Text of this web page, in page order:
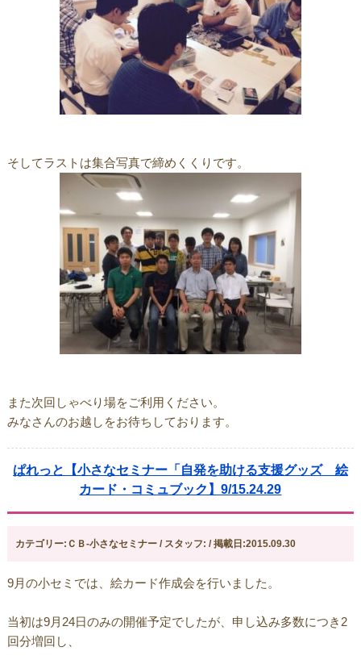
そしてラストは集合写真で締めくくりです。
また次回しゃべり場をご利用ください。
みなさんのお越しをお待ちしております。
ぱれっと【小さなセミナー「自発を助ける支援グッズ 絵
カード・コミュブック】9/15.24.29
カテゴリー:ＣＢ-小さなセミナー / スタッフ: / 掲載日:2015.09.30
9月の小セミでは、絵カード作成会を行いました。
当初は9月24日のみの開催予定でしたが、申し込み多数につき2
回分増回し、